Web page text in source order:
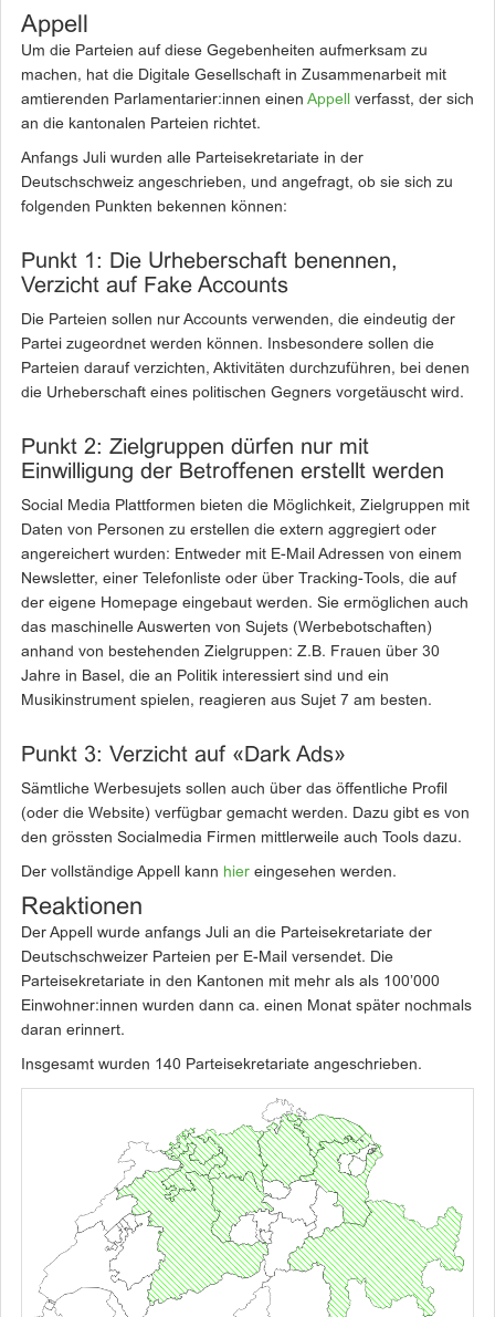
Appell
Um die Parteien auf diese Gegebenheiten aufmerksam zu
machen, hat die Digitale Gesellschaft in Zusammenarbeit mit
amtierenden Parlamentarier:innen einen Appell
verfasst, der sich
an die kantonalen Parteien richtet.
Anfangs Juli wurden alle Parteisekretariate in der
Deutschschweiz angeschrieben, und angefragt, ob sie sich zu
folgenden Punkten bekennen können:
Punkt 1: Die Urheberschaft benennen,
Verzicht auf Fake Accounts
Die Parteien sollen nur Accounts verwenden, die eindeutig der
Partei zugeordnet werden können. Insbesondere sollen die
Parteien darauf verzichten, Aktivitäten durchzuführen, bei denen
die Urheberschaft eines politischen Gegners vorgetäuscht wird.
Punkt 2: Zielgruppen dürfen nur mit
Einwilligung der Betroffenen erstellt werden
Social Media Plattformen bieten die Möglichkeit, Zielgruppen mit
Daten von Personen zu erstellen die extern aggregiert oder
angereichert wurden: Entweder mit E-Mail Adressen von einem
Newsletter, einer Telefonliste oder über Tracking-Tools, die auf
der eigene Homepage eingebaut werden. Sie ermöglichen auch
das maschinelle Auswerten von Sujets (Werbebotschaften)
anhand von bestehenden Zielgruppen: Z.B. Frauen über 30
Jahre in Basel, die an Politik interessiert sind und ein
Musikinstrument spielen, reagieren aus Sujet 7 am besten.
Punkt 3: Verzicht auf «Dark Ads»
Sämtliche Werbesujets sollen auch über das öffentliche Profil
(oder die Website) verfügbar gemacht werden. Dazu gibt es von
den grössten Socialmedia Firmen mittlerweile auch Tools dazu.
Der vollständige Appell kann hier eingesehen werden.
Reaktionen
Der Appell wurde anfangs Juli an die Parteisekretariate der
Deutschschweizer Parteien per E-Mail versendet. Die
Parteisekretariate in den Kantonen mit mehr als als 100’000
Einwohner:innen wurden dann ca. einen Monat später nochmals
daran erinnert.
Insgesamt wurden 140 Parteisekretariate angeschrieben.